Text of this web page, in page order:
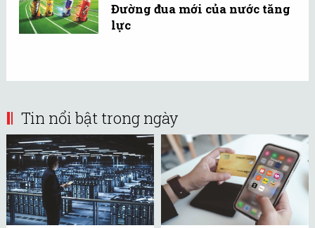
Đường đua mới của nước tăng
lực
Tin nổi bật trong ngày